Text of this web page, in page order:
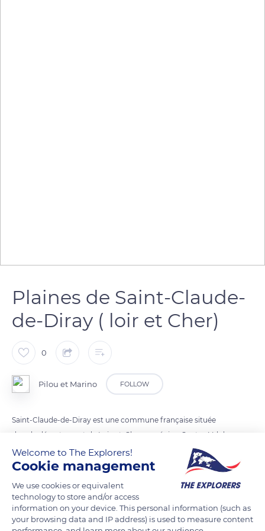
Plaines de Saint-Claude-
de-Diray ( loir et Cher)
0
Pilou et Marino FOLLOW
Saint-Claude-de-Diray est une commune française située
dans le département de Loir-et-Cher, en région Centre-Val de
Loire.
partie de la petite région agricole « les Vallée et Coteaux de la
Loire », grand ruban plus ou moins large où dominent la
culture de la vigne et les productions maraîchères.
Welcome to The Explorers!
Cookie management
We use cookies or equivalent
technology to store and/or access
information on your device. This personal information (such as
your browsing data and IP address) is used to measure content